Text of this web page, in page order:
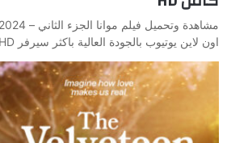
اون لاين يوتيوب بالجودة العالية باكثر سيرفر HD…